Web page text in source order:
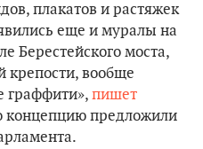
плакатов и растяжек
еще и муралы на
Берестейского моста,
крепости, вообще
граффити», пишет
концепцию предложили